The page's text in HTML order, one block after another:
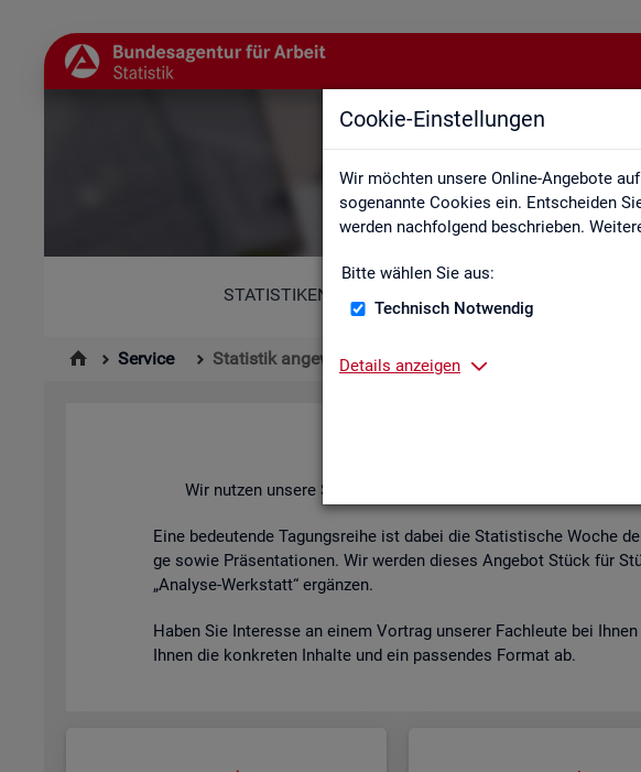
Cookie-Einstellungen
Wir möchten unsere Online-Angebote
sogenannte Cookies ein. Entscheiden
werden nachfolgend beschrieben.
Bitte wählen Sie aus:
Technisch Notwendig
Details anzeigen
STATISTIKEN
Service Statistik angewendet
Wir nut­zen un­se­re Sta­tis­ti­ken zur Ana­ly­se
Eine be­deu­ten­de Ta­gungs­rei­he ist dabei die Sta­tis­ti­sche Woche
ge sowie Prä­sen­ta­tio­nen. Wir wer­den die­ses An­ge­bot Stück für
„Ana­ly­se-Werk­statt“ er­gän­zen.
Haben Sie In­ter­es­se an einem Vor­trag un­se­rer Fach­leu­te bei
Ihnen die kon­kre­ten In­hal­te und ein pas­sen­des For­mat ab.